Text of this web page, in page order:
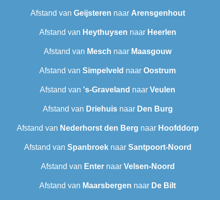
Afstand van Geijsteren naar Arensgenhout
Afstand van Heythuysen naar Heerlen
Afstand van Mesch naar Maasgouw
Afstand van Simpelveld naar Oostrum
Afstand van 's-Graveland naar Veulen
Afstand van Driehuisnaar Den Burg
Afstand van Nederhorst den Berg naar Hoofddorp
Afstand van Spanbroeknaar Santpoort-Noord
Afstand van Enternaar Velsen-Noord
Afstand van Maarsbergen naar De Bilt